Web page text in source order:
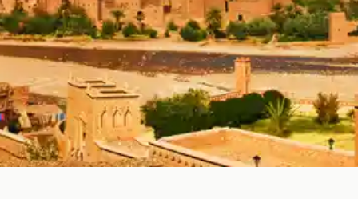
Ihre Seele wird sich in das faszinierende
Marokko verlieben
Bei Wellness in Marokko tauchen Sie ein in ein Märchen aus
Farben, Düften und orientalischer Lebensfreude. Lassen Sie
sich in stilvollen Wellnesshotels von Hamam-Ritualen,
Arganölmassagen und der Magie des Orients verzaubern –
mit Fit Reisen.